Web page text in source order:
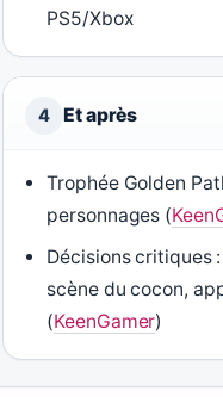
PS5/Xbox
4 Et après
Trophée Golden
personnages (
Décisions critiques
scène du cocon,
(KeenGamer)